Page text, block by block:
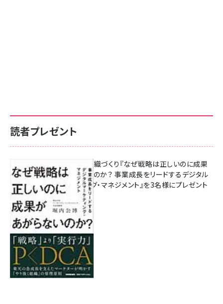
読者プレゼント
成果を生む組織づくり『なぜ戦略は正しいのに成果
があがらないのか？ 事業成長をリードするデジタル
マーケティング・マネジメント』を3名様にプレゼント
8月7日 10:00